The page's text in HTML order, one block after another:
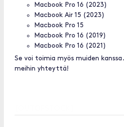
Macbook Pro 16 (2023)
Macbook Air 15 (2023)
Macbook Pro 15
Macbook Pro 16 (2019)
Macbook Pro 16 (2021)
Se voi toimia myös muiden
meihin yhteyttä!